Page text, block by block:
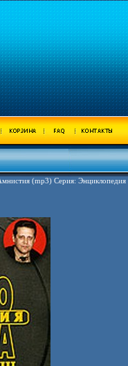
(mp3) Серия: Энциклопедия